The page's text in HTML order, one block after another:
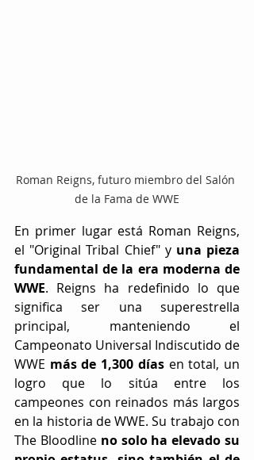
Roman Reigns, futuro miembro del Salón
de la Fama de WWE
En primer lugar está Roman Reigns,
el "Original Tribal Chief" y una pieza
fundamental de la era moderna de
WWE. Reigns ha redefinido lo que
significa ser una superestrella
principal, manteniendo el
Campeonato Universal Indiscutido de
WWE más de 1,300 días en total, un
logro que lo sitúa entre los
campeones con reinados más largos
en la historia de WWE. Su trabajo con
The Bloodline no solo ha elevado su